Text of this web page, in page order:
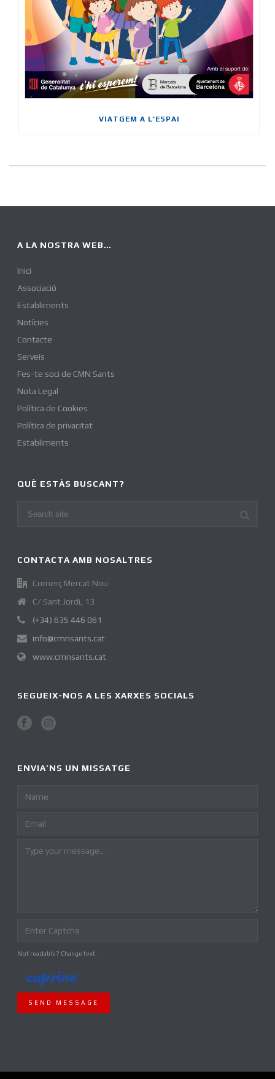
VIATGEM A L’ESPAI
A LA NOSTRA WEB…
Inici
Associació
Establiments
Notícies
Contacte
Serveis
Fes-te soci de CMN Sants
Nota Legal
Política de Cookies
Política de privacitat
Establiments
QUÈ ESTÀS BUSCANT?
CONTACTA AMB NOSALTRES
Comerç Mercat Nou
C/ Sant Jordi, 13
(+34) 635 446 061
info@cmnsants.cat
www.cmnsants.cat
SEGUEIX-NOS A LES XARXES SOCIALS
ENVIA’NS UN MISSATGE
Not readable? Change text.
SEND MESSAGE